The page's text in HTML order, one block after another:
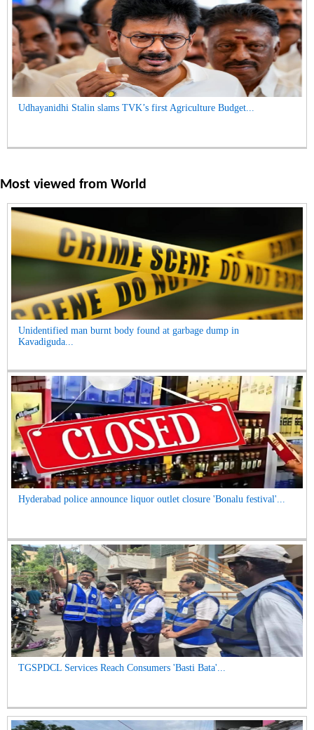
Udhayanidhi Stalin slams TVK’s first Agriculture Budget...
Most viewed from World
Unidentified man burnt body found at garbage dump in
Kavadiguda...
Hyderabad police announce liquor outlet closure 'Bonalu festival'...
TGSPDCL Services Reach Consumers 'Basti Bata'...